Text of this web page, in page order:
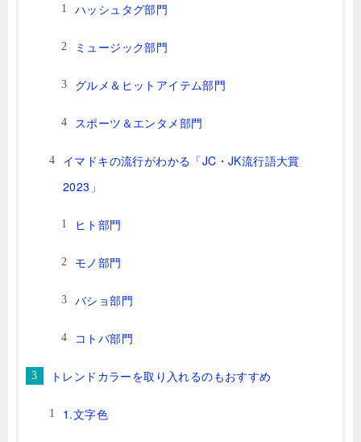
ハッシュタグ部門
ミュージック部門
グルメ＆ヒットアイテム部門
スポーツ＆エンタメ部門
イマドキの流行がわかる「JC・JK流行語大賞
2023」
ヒト部門
モノ部門
バショ部門
コトバ部門
トレンドカラーを取り入れるのもおすすめ
1.文字色